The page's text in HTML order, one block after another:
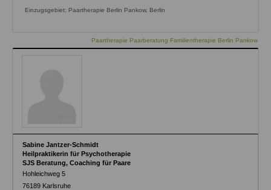
Einzugsgebiet: Paartherapie Berlin Pankow, Berlin
Paartherapie Paarberatung Familientherapie Berlin Pankow
Sabine Jantzer-Schmidt
Heilpraktikerin für Psychotherapie
SJS Beratung, Coaching für Paare
Hohleichweg 5
76189 Karlsruhe